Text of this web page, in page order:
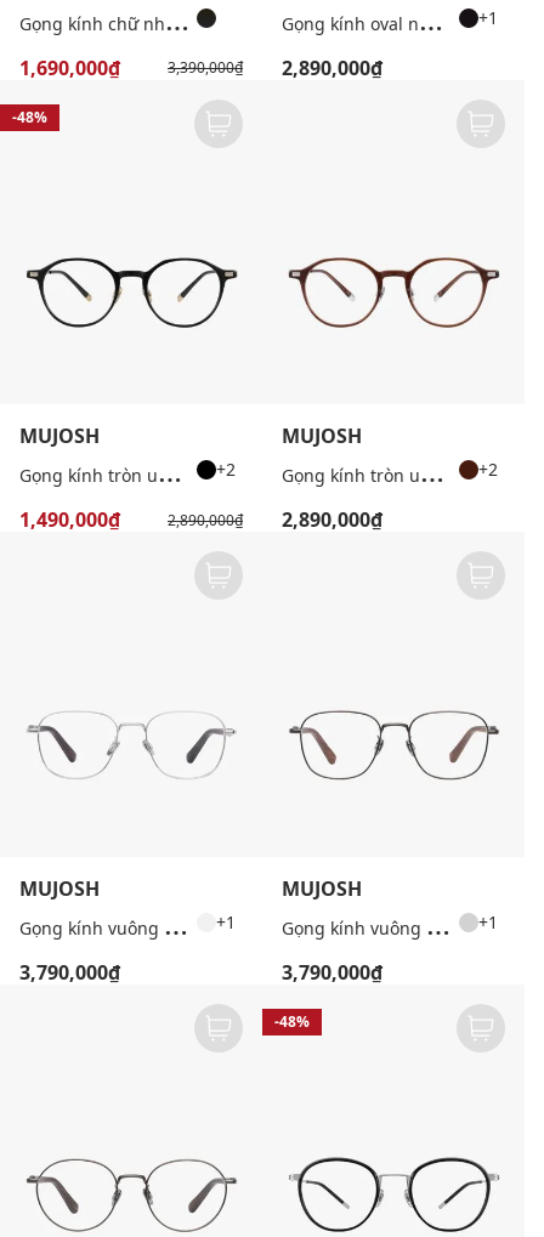
G
ọng kính chữ nhật nam bản vừa thời trang
1,690,000₫ 3,390,000₫
G
ọng kính oval nữ bản vừa +1
2,890,000₫
-48%
MUJOSH
G
ọng kính tròn unisex bản vừa thời trang +2
1,490,000₫ 2,890,000₫
MUJOSH
G
ọng kính tròn unisex bản vừa thời trang +2
2,890,000₫
MUJOSH
G
ọng kính vuông unisex thời thượng +1
3,790,000₫
MUJOSH
G
ọng kính vuông unisex thời thượng +1
3,790,000₫
-48%